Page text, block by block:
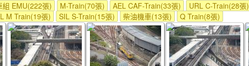
組 EMU(222張) M-Train(70張) AEL CAF-Train(33張)
URL C-Train(28張)
M Train(19張) SIL S-Train(15張) 柴油機車(13張) Q Train(8張)